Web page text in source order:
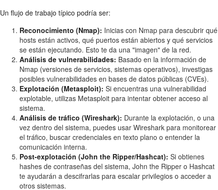
Un flujo de trabajo típico podría ser:
Reconocimiento (Nmap): Inicias con Nmap para descubrir qué
hosts están activos, qué puertos están abiertos y qué servicios
se están ejecutando. Esto te da una "imagen" de la red.
Análisis de vulnerabilidades: Basado en la información de
Nmap (versiones de servicios, sistemas operativos), investigas
posibles vulnerabilidades en bases de datos públicas (CVEs).
Explotación (Metasploit): Si encuentras una vulnerabilidad
explotable, utilizas Metasploit para intentar obtener acceso al
sistema.
Análisis de tráfico (Wireshark): Durante la explotación, o una
vez dentro del sistema, puedes usar Wireshark para monitorear
el tráfico, buscar credenciales en texto plano o entender la
comunicación interna.
Post-explotación (John the Ripper/Hashcat): Si obtienes
hashes de contraseñas del sistema, John the Ripper o Hashcat
te ayudarán a descifrarlas para escalar privilegios o acceder a
otros sistemas.